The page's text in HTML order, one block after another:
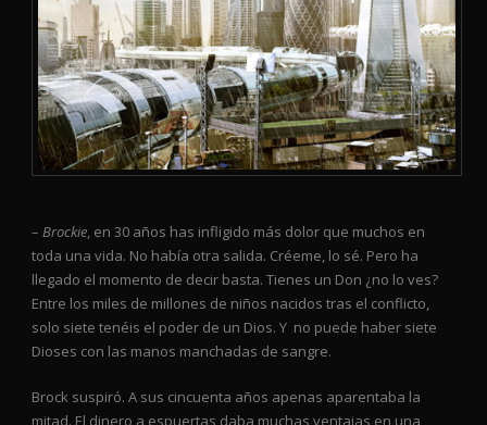
– Brockie, en 30 años has infligido más dolor que muchos en
toda una vida. No había otra salida. Créeme, lo sé. Pero ha
llegado el momento de decir basta. Tienes un Don ¿no lo ves?
Entre los miles de millones de niños nacidos tras el conflicto,
solo siete tenéis el poder de un Dios. Y no puede haber siete
Dioses con las manos manchadas de sangre.
Brock suspiró. A sus cincuenta años apenas aparentaba la
mitad. El dinero a espuertas daba muchas ventajas en una